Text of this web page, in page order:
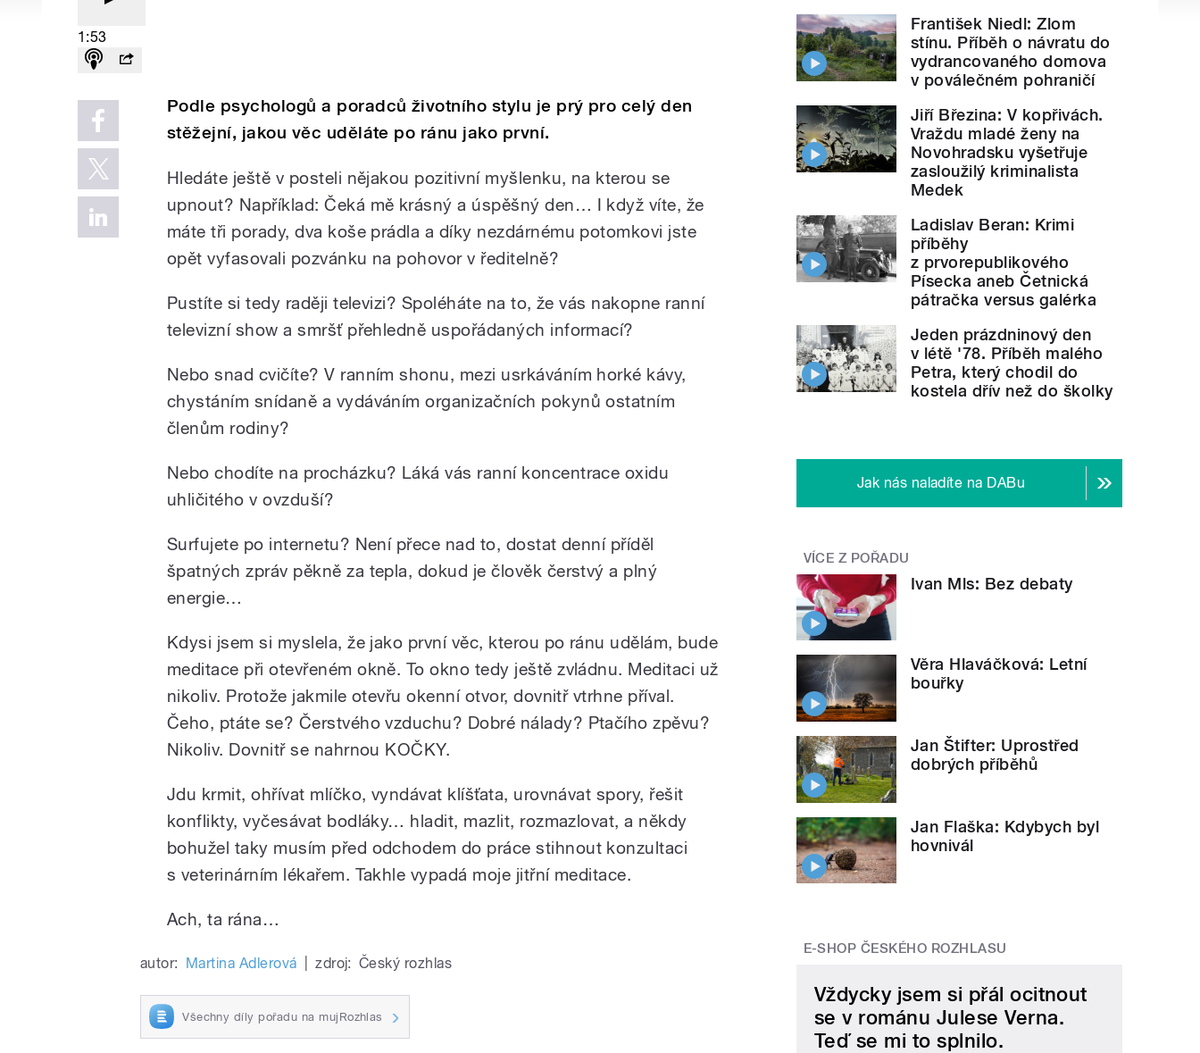
1:53
Podle psychologů a poradců životního stylu je prý pro celý den
stěžejní, jakou věc uděláte po ránu jako první.
Hledáte ještě v posteli nějakou pozitivní myšlenku, na kterou se
upnout? Například: Čeká mě krásný a úspěšný den… I když víte, že
máte tři porady, dva koše prádla a díky nezdárnému potomkovi jste
opět vyfasovali pozvánku na pohovor v ředitelně?
Pustíte si tedy raději televizi? Spoléháte na to, že vás nakopne ranní
televizní show a smršť přehledně uspořádaných informací?
Nebo snad cvičíte? V ranním shonu, mezi usrkáváním horké kávy,
chystáním snídaně a vydáváním organizačních pokynů ostatním
členům rodiny?
Nebo chodíte na procházku? Láká vás ranní koncentrace oxidu
uhličitého v ovzduší?
Surfujete po internetu? Není přece nad to, dostat denní příděl
špatných zpráv pěkně za tepla, dokud je člověk čerstvý a plný
energie…
Kdysi jsem si myslela, že jako první věc, kterou po ránu udělám, bude
meditace při otevřeném okně. To okno tedy ještě zvládnu. Meditaci už
nikoliv. Protože jakmile otevřu okenní otvor, dovnitř vtrhne příval.
Čeho, ptáte se? Čerstvého vzduchu? Dobré nálady? Ptačího zpěvu?
Nikoliv. Dovnitř se nahrnou KOČKY.
Jdu krmit, ohřívat mlíčko, vyndávat klíšťata, urovnávat spory, řešit
konflikty, vyčesávat bodláky… hladit, mazlit, rozmazlovat, a někdy
bohužel taky musím před odchodem do práce stihnout konzultaci
s veterinárním lékařem. Takhle vypadá moje jitřní meditace.
Ach, ta rána…
autor: Martina Adlerová zdroj: Český rozhlas
Všechny díly pořadu na mujRozhlas
František Niedl: Zlom
stínu. Příběh o návratu do
vydrancovaného domova
v poválečném pohraničí
Jiří Březina: V kopřivách.
Vraždu mladé ženy na
Novohradsku vyšetřuje
zasloužilý kriminalista
Medek
Ladislav Beran: Krimi
příběhy
z prvorepublikového
Písecka aneb Četnická
pátračka versus galérka
Jeden prázdninový den
v létě '78. Příběh malého
Petra, který chodil do
kostela dřív než do školky
Jak nás naladíte na DABu
VÍCE Z POŘADU
Ivan Mls: Bez debaty
Věra Hlaváčková: Letní
bouřky
Jan Štifter: Uprostřed
dobrých příběhů
Jan Flaška: Kdybych byl
hovnivál
E-SHOP ČESKÉHO ROZHLASU
Vždycky jsem si přál ocitnout
se v románu Julese Verna.
Teď se mi to splnilo.